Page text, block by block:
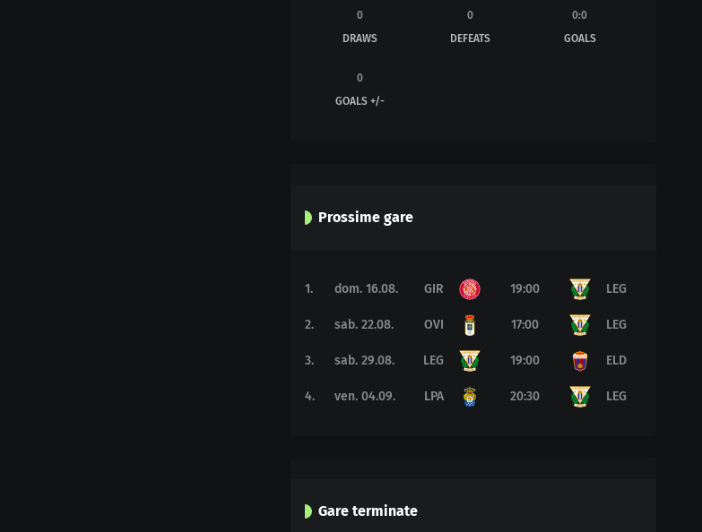
0
DRAWS
0
DEFEATS
0:0
GOALS
0
GOALS +/-
Prossime gare
1. dom. 16.08. GIR 19:00 LEG
2. sab. 22.08. OVI 17:00 LEG
3. sab. 29.08. LEG 19:00 ELD
4. ven. 04.09. LPA 20:30 LEG
Gare terminate